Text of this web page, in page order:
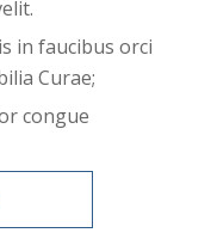
in faucibus orci
Curae;
congue